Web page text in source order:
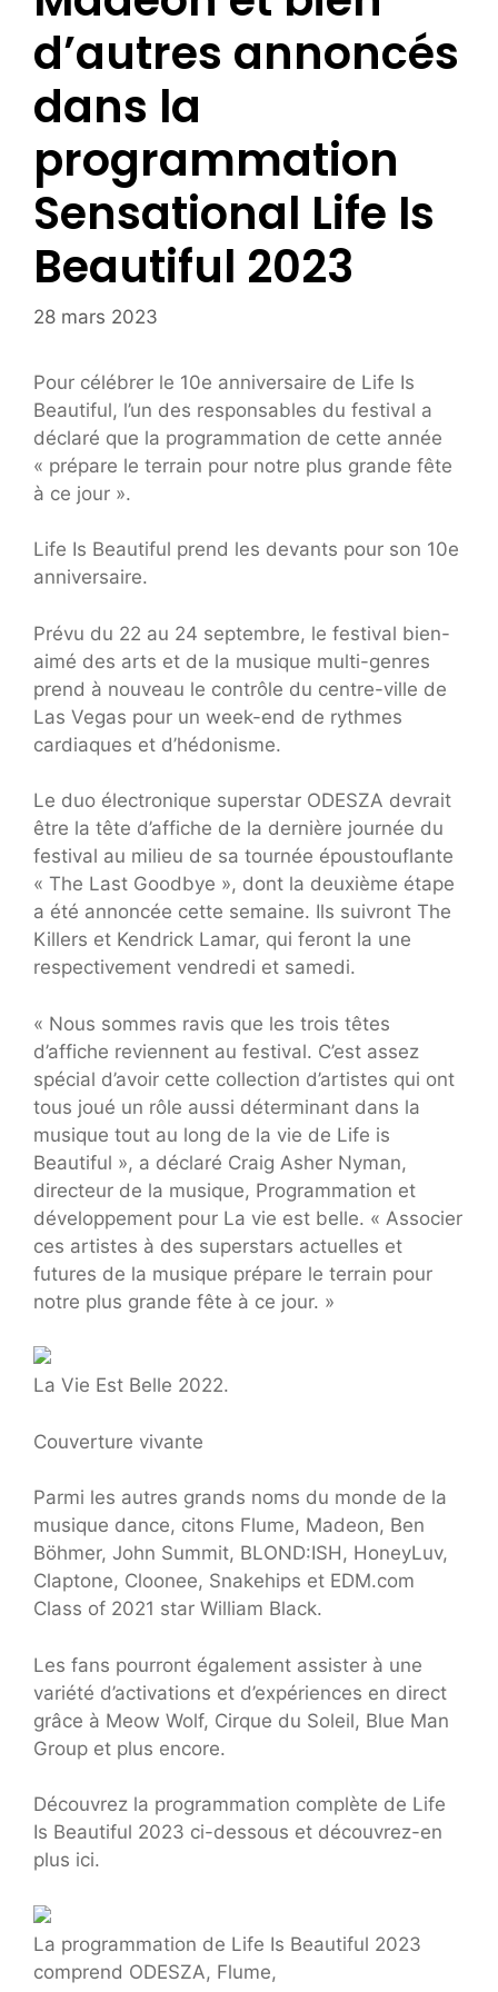
d’autres annoncés
dans la
programmation
Sensational Life Is
Beautiful 2023
28 mars 2023
Pour célébrer le 10e anniversaire de Life Is
Beautiful, l’un des responsables du festival a
déclaré que la programmation de cette année
« prépare le terrain pour notre plus grande fête
à ce jour ».
Life Is Beautiful prend les devants pour son 10e
anniversaire.
Prévu du 22 au 24 septembre, le festival bien-
aimé des arts et de la musique multi-genres
prend à nouveau le contrôle du centre-ville de
Las Vegas pour un week-end de rythmes
cardiaques et d’hédonisme.
Le duo électronique superstar ODESZA devrait
être la tête d’affiche de la dernière journée du
festival au milieu de sa tournée époustouflante
« The Last Goodbye », dont la deuxième étape
a été annoncée cette semaine. Ils suivront The
Killers et Kendrick Lamar, qui feront la une
respectivement vendredi et samedi.
« Nous sommes ravis que les trois têtes
d’affiche reviennent au festival. C’est assez
spécial d’avoir cette collection d’artistes qui ont
tous joué un rôle aussi déterminant dans la
musique tout au long de la vie de Life is
Beautiful », a déclaré Craig Asher Nyman,
directeur de la musique, Programmation et
développement pour La vie est belle. « Associer
ces artistes à des superstars actuelles et
futures de la musique prépare le terrain pour
notre plus grande fête à ce jour. »
La Vie Est Belle 2022.
Couverture vivante
Parmi les autres grands noms du monde de la
musique dance, citons Flume, Madeon, Ben
Böhmer, John Summit, BLOND:ISH, HoneyLuv,
Claptone, Cloonee, Snakehips et EDM.com
Class of 2021 star William Black.
Les fans pourront également assister à une
variété d’activations et d’expériences en direct
grâce à Meow Wolf, Cirque du Soleil, Blue Man
Group et plus encore.
Découvrez la programmation complète de Life
Is Beautiful 2023 ci-dessous et découvrez-en
plus ici.
La programmation de Life Is Beautiful 2023
comprend ODESZA, Flume,